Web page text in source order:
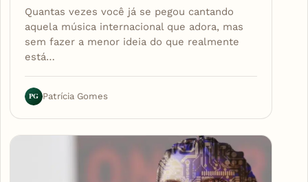
Quantas vezes você já se pegou cantando
aquela música internacional que adora, mas
sem fazer a menor ideia do que realmente
está…
PG Patrícia Gomes